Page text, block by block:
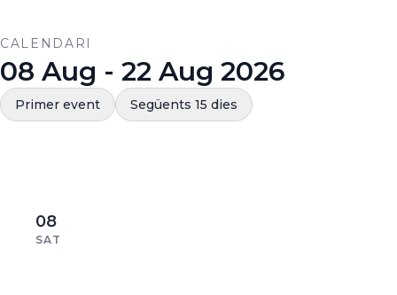
CALENDARI
08 Aug - 22 Aug 2026
Primer event Següents 15 dies
08
SAT